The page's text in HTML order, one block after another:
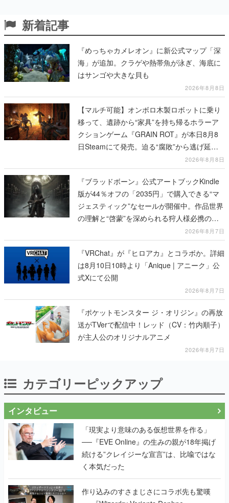
新着記事
『めっちゃカメレオン』に新公式マップ「深
海」が追加。クラゲや熱帯魚が泳ぎ、海底に
はサンゴや大きな貝も
2026年8月8日
【マルチ可能】オンボロ木製ロボットに乗り
移って、遺跡から“家具”を持ち帰るホラーア
クションゲーム『GRAIN ROT』が本日8月8
日Steamにて発売。迫る“腐敗”から逃げ延
2026年8月8日
『ブラッドボーン』公式アートブックKindle
版が44％オフの「2035円」で購入できる“マ
ジェスティック”なセールが開催中。作品世界
の理解と“啓蒙”を深められる狩人様必携の一
2026年8月7日
『VRChat』が『ヒロアカ』とコラボか。詳細
は8月10日10時より「Anique | アニーク」公
式Xにて公開
2026年8月7日
『ポケットモンスター ジ・オリジン』の再放
送がTVerで配信中！レッド（CV：竹内順子）
が主人公のオリジナルアニメ
2026年8月7日
カテゴリーピックアップ
インタビュー
「現実より意味のある仮想世界を作る」
──『EVE Online』の生みの親が18年掲げ
続ける”クレイジーな宣言”は、比喩ではな
く本気だった
作り込みのすさまじさにコラボ先も驚嘆